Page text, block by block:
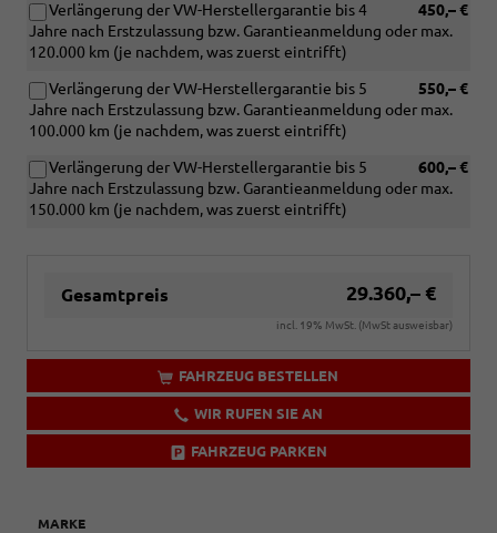
450,– €
Verlängerung der VW-Herstellergarantie bis 4
Jahre nach Erstzulassung bzw. Garantieanmeldung oder max.
120.000 km (je nachdem, was zuerst eintrifft)
550,– €
Verlängerung der VW-Herstellergarantie bis 5
Jahre nach Erstzulassung bzw. Garantieanmeldung oder max.
100.000 km (je nachdem, was zuerst eintrifft)
600,– €
Verlängerung der VW-Herstellergarantie bis 5
Jahre nach Erstzulassung bzw. Garantieanmeldung oder max.
150.000 km (je nachdem, was zuerst eintrifft)
Gesamtpreis 29.360,– €
incl. 19% MwSt. (MwSt ausweisbar)
FAHRZEUG BESTELLEN
WIR RUFEN SIE AN
FAHRZEUG PARKEN
MARKE